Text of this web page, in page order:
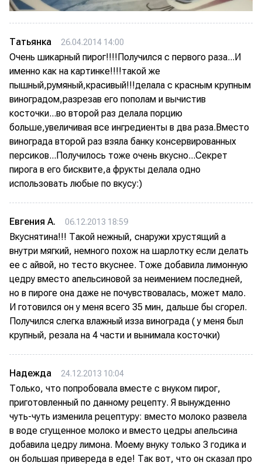
Татьянка 26.04.2014 14:00
Очень шикарный пирог!!!!Получился с первого раза...И
именно как на картинке!!!!такой же
пышный,румяный,красивый!!!делала с красным крупным
виноградом,разрезав его пополам и вычистив
косточки...во второй раз делала порцию
больше,увеличивая все ингредиенты в два раза.Вместо
винограда второй раз взяла банку консервированных
персиков...Получилось тоже очень вкусно...Секрет
пирога в его бисквите,а фрукты делала одно
использовать любые по вкусу:)
Евгения А. 06.12.2013 18:59
Вкуснятина!!! Такой нежный, снаружи хрустящий а
внутри мягкий, немного похож на шарлотку если делать
ее с айвой, но тесто вкуснее. Тоже добавила лимонную
цедру вместо апельсиновой за неимением последней,
но в пироге она даже не почувствовалась, может мало.
И готовился он у меня всего 35 мин, дальше бы сгорел.
Получился слегка влажный изза винограда ( у меня был
крупный, резала на 4 части и вынимала косточки)
Надежда 24.12.2013 10:04
Только, что попробовала вместе с внуком пирог,
приготовленный по данному рецепту. Я вынужденно
чуть-чуть изменила рецептуру: вместо молоко развела
в воде сгущенное молоко и вместо цедры апельсина
добавила цедру лимона. Моему внуку только 3 годика и
он большая привереда в еде! Так вот, что он сказал про